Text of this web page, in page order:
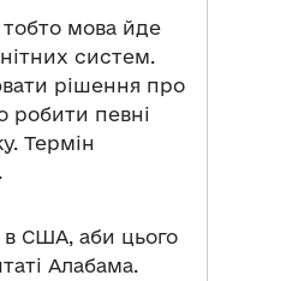
тобто мова йде
систем.
рішення про
робити певні
Термін
в США, аби цього
Алабама.